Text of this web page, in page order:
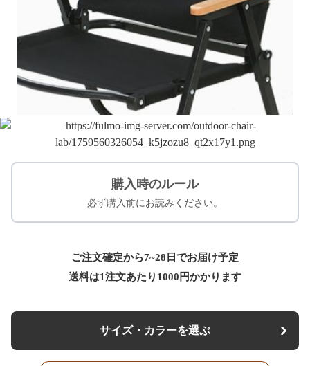
購入時のルール
必ず購入前にお読みください。
ご注文確定から7~28日でお届け予定
送料は1注文あたり 1000 円かかります
サイズ・カラーを選ぶ